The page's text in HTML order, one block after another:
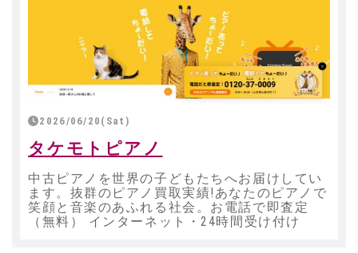
2026/06/20(Sat)
タケモトピアノ
中古ピアノを世界の子どもたちへお届けしてい
ます。抜群のピアノ買取実績!あなたのピアノで
笑顔と音楽のあふれる社会。お電話で即査定
（無料） インターネット・24時間受け付け